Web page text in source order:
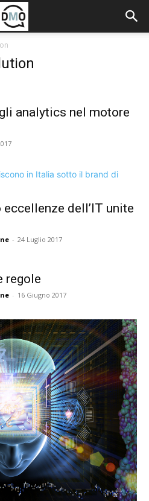
analytics nel motore
eccellenze dell’IT unite
- 24 Luglio 2017
regole
- 16 Giugno 2017